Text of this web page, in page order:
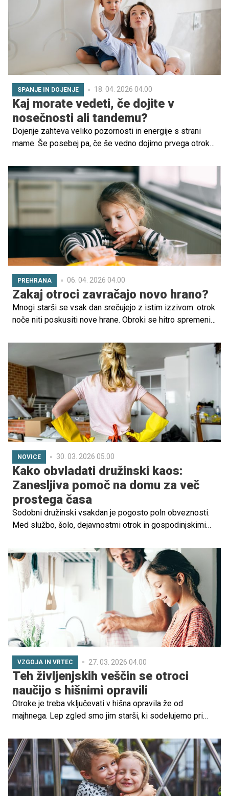
odraščanja – fenomen hikikomori.
SPANJE IN DOJENJE 18. 04. 2026 04.00
Kaj morate vedeti, če dojite v
nosečnosti ali tandemu?
Dojenje zahteva veliko pozornosti in energije s strani
mame. Še posebej pa, če še vedno dojimo prvega otroka,
dva otroka istočasno. Več o teh dveh načinih dojenja pa
bomo povedali v tokratnem članku.
PREHRANA 06. 04. 2026 04.00
Zakaj otroci zavračajo novo hrano?
Mnogi starši se vsak dan srečujejo z istim izzivom: otrok
noče niti poskusiti nove hrane. Obroki se hitro spremenijo
izbirčnost ali kaj resnejšega.
NOVICE 30. 03. 2026 05.00
Kako obvladati družinski kaos:
Zanesljiva pomoč na domu za več
prostega časa
Sodobni družinski vsakdan je pogosto poln obveznosti.
Med službo, šolo, dejavnostmi otrok in gospodinjskimi
čas z družino ostane zelo malo prostora. Ena od rešitev,
ki jo vse več gospodinjstev uporablja za boljšo
organizacijo doma, je pomoč na domu. Takšna podpora
lahko družinam omogoči bolj uravnotežen življenjski ritem
in več prostega časa za pomembne trenutke.
VZGOJA IN VRTEC 27. 03. 2026 04.00
Teh življenjskih veščin se otroci
naučijo s hišnimi opravili
Otroke je treba vključevati v hišna opravila že od
majhnega. Lep zgled smo jim starši, ki sodelujemo pri
opravil pa se bodo otroci naučili marsikatere življenjske
veščine.